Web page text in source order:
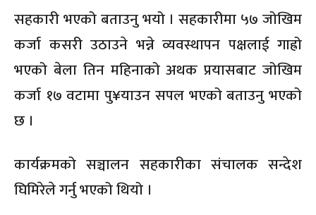
सहकारी भएको बताउनु भयो । सहकारीमा ५७ जोखिम
कर्जा कसरी उठाउने भन्ने व्यवस्थापन पक्षलाई गाह्रो
भएको बेला तिन महिनाको अथक प्रयासबाट जोखिम
कर्जा १७ वटामा पु¥याउन सपल भएको बताउनु भएको
छ ।
कार्यक्रमको सञ्चालन सहकारीका संचालक सन्देश
घिमिरेले गर्नु भएको थियो ।